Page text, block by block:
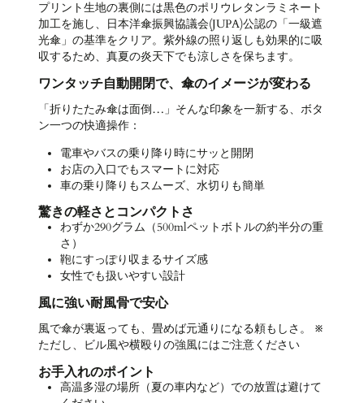
プリント生地の裏側には黒色のポリウレタンラミネート
加工を施し、日本洋傘振興協議会(JUPA)公認の「一級遮
光傘」の基準をクリア。紫外線の照り返しも効果的に吸
収するため、真夏の炎天下でも涼しさを保ちます。
ワンタッチ自動開閉で、傘のイメージが変わる
「折りたたみ傘は面倒…」そんな印象を一新する、ボタ
ン一つの快適操作：
電車やバスの乗り降り時にサッと開閉
お店の入口でもスマートに対応
車の乗り降りもスムーズ、水切りも簡単
驚きの軽さとコンパクトさ
わずか290グラム（500mlペットボトルの約半分の重
さ）
鞄にすっぽり収まるサイズ感
女性でも扱いやすい設計
風に強い耐風骨で安心
風で傘が裏返っても、畳めば元通りになる頼もしさ。 ※
ただし、ビル風や横殴りの強風にはご注意ください
お手入れのポイント
高温多湿の場所（夏の車内など）での放置は避けて